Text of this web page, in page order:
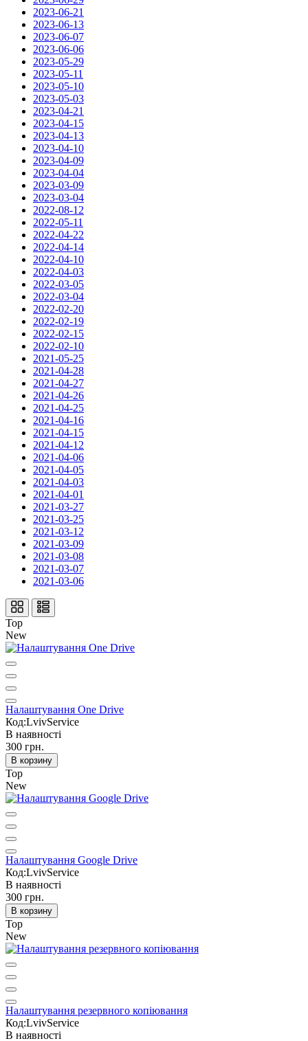
2023-06-21
2023-06-13
2023-06-07
2023-06-06
2023-05-29
2023-05-11
2023-05-10
2023-05-03
2023-04-21
2023-04-15
2023-04-13
2023-04-10
2023-04-09
2023-04-04
2023-03-09
2023-03-04
2022-08-12
2022-05-11
2022-04-22
2022-04-14
2022-04-10
2022-04-03
2022-03-05
2022-03-04
2022-02-20
2022-02-19
2022-02-15
2022-02-10
2021-05-25
2021-04-28
2021-04-27
2021-04-26
2021-04-25
2021-04-16
2021-04-15
2021-04-12
2021-04-06
2021-04-05
2021-04-03
2021-04-01
2021-03-27
2021-03-25
2021-03-12
2021-03-09
2021-03-08
2021-03-07
2021-03-06
Top
New
Налаштування One Drive
Код:LvivService
В наявності
300 грн.
В корзину
Top
New
Налаштування Google Drive
Код:LvivService
В наявності
300 грн.
В корзину
Top
New
Налаштування резервного копіювання
Код:LvivService
В наявності